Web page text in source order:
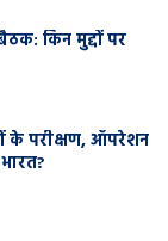
किन मुद्दों पर
के परीक्षण, ऑपरेशन